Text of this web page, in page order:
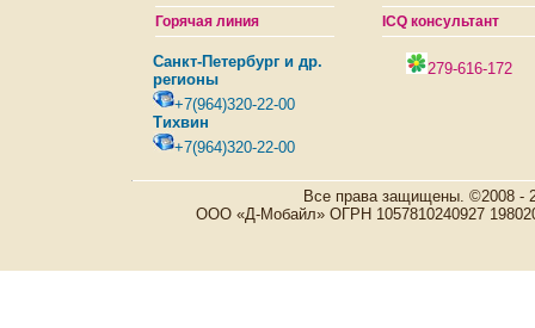
Горячая линия
Санкт-Петербург и др.
регионы
+7(964)320-22-00
Тихвин
+7(964)320-22-00
ICQ консультант
279-616-172
Все права защищены. ©2008 -
ООО «Д-Мобайл» ОГРН 1057810240927